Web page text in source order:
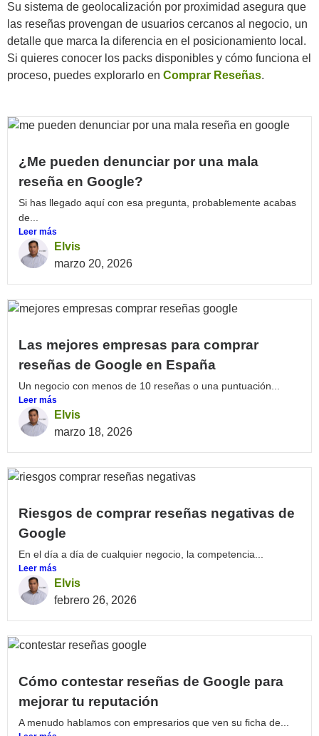
Su sistema de geolocalización por proximidad asegura que
las reseñas provengan de usuarios cercanos al negocio, un
detalle que marca la diferencia en el posicionamiento local.
Si quieres conocer los packs disponibles y cómo funciona el
proceso, puedes explorarlo en Comprar Reseñas.
¿Me pueden denunciar por una mala
reseña en Google?
Si has llegado aquí con esa pregunta, probablemente acabas
de...
Leer más
Elvis
marzo 20, 2026
Las mejores empresas para comprar
reseñas de Google en España
Un negocio con menos de 10 reseñas o una puntuación...
Leer más
Elvis
marzo 18, 2026
Riesgos de comprar reseñas negativas de
Google
En el día a día de cualquier negocio, la competencia...
Leer más
Elvis
febrero 26, 2026
Cómo contestar reseñas de Google para
mejorar tu reputación
A menudo hablamos con empresarios que ven su ficha de...